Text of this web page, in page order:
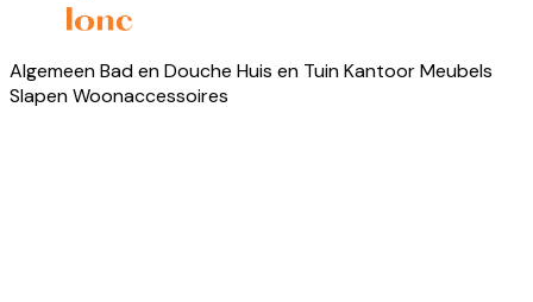
AlgemeenBad en Douche Huis en TuinKantoorMeubels
SlapenWoonaccessoires